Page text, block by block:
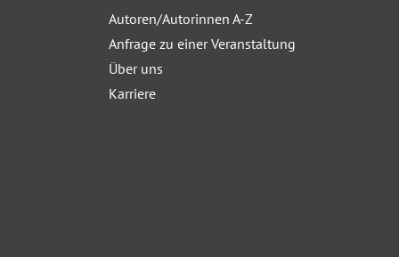
Autoren/Autorinnen A-Z
Anfrage zu einer Veranstaltung
Über uns
Karriere